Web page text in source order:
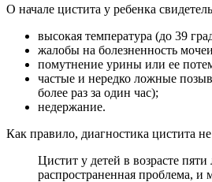
О начале цистита у ребенка
высокая температура (до 39
жалобы на болезненность
помутнение урины или ее
частые и нередко ложные
более раз за один час);
недержание.
Как правило, диагностика цистита
Цистит у детей в возрасте
распространенная проблема, и